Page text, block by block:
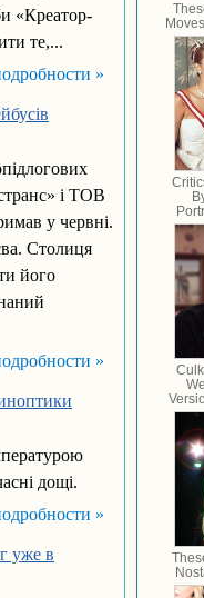
«Креатор-
те,...
»
і ТОВ
у червні.
Столиця
його
»
дощі.
»
уже в